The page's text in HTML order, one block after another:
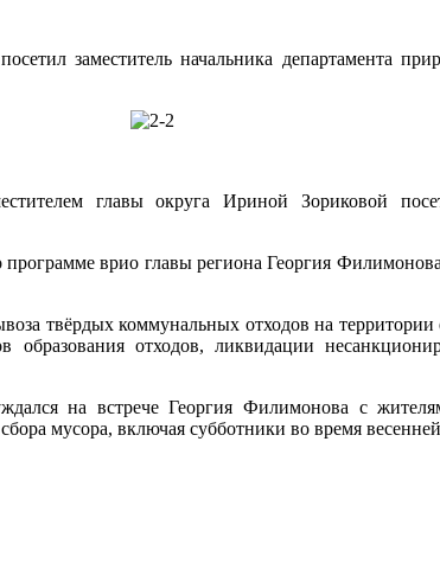
заместитель начальника департамента
главы округа Ириной Зориковой
врио главы региона Георгия
твёрдых коммунальных отходов на
отходов, ликвидации
на встрече Георгия Филимонова с
мусора, включая субботники во время